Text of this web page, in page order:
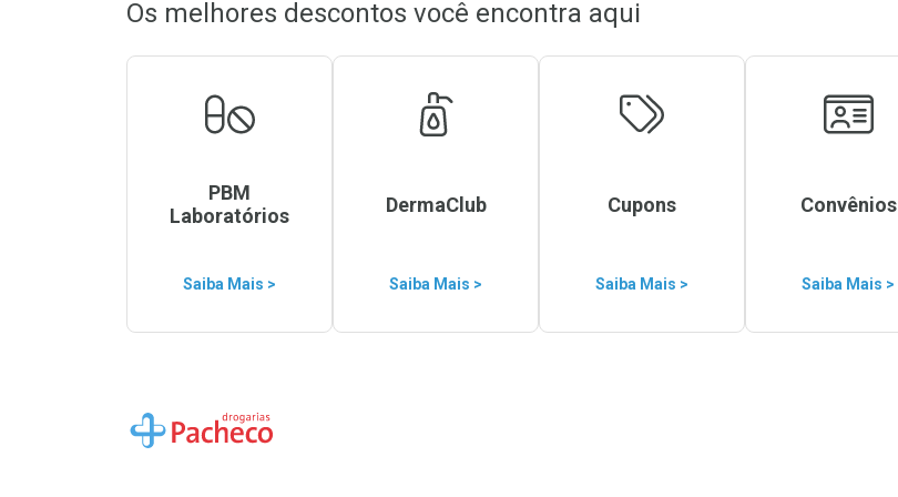
Os melhores descontos você encontra aqui
PBM
Laboratórios
Saiba Mais >
DermaClub
Saiba Mais >
Cupons
Saiba Mais >
Convênios
Saiba Mais >
Ir para a Home